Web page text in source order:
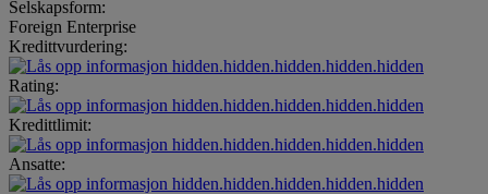
Selskapsform:
Foreign Enterprise
Kredittvurdering:
hidden.hidden.hidden.hidden.hidden
Rating:
hidden.hidden.hidden.hidden.hidden
Kredittlimit:
hidden.hidden.hidden.hidden.hidden
Ansatte:
hidden.hidden.hidden.hidden.hidden